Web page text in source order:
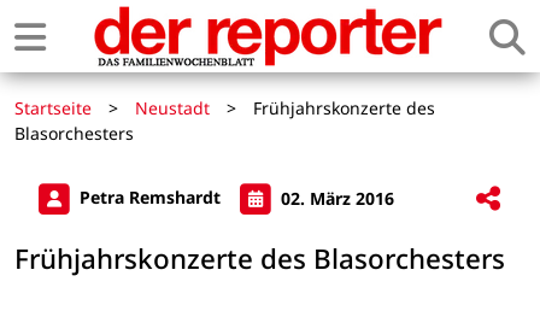
Startseite > Neustadt >
Frühjahrskonzerte des
Blasorchesters
Petra Remshardt 02. März 2016
Frühjahrskonzerte des Blasorchesters